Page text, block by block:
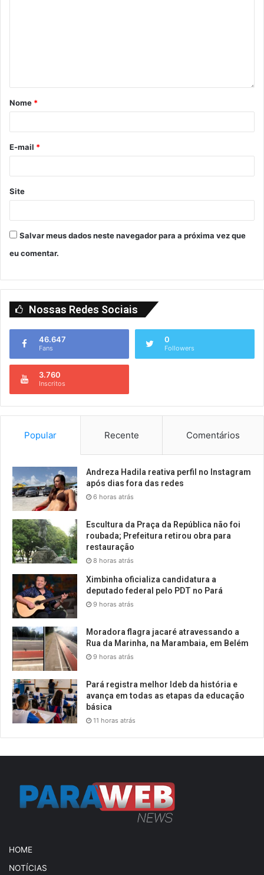
Nome *
E-mail *
Site
Salvar meus dados neste navegador para a próxima vez que
eu comentar.
Nossas Redes Sociais
46.647
Fans
0
Followers
3.760
Inscritos
Popular Recente Comentários
Andreza Hadila reativa perfil no Instagram
após dias fora das redes
6 horas atrás
Escultura da Praça da República não foi
roubada; Prefeitura retirou obra para
restauração
8 horas atrás
Ximbinha oficializa candidatura a
deputado federal pelo PDT no Pará
9 horas atrás
Moradora flagra jacaré atravessando a
Rua da Marinha, na Marambaia, em Belém
9 horas atrás
Pará registra melhor Ideb da história e
avança em todas as etapas da educação
básica
11 horas atrás
HOME
NOTÍCIAS